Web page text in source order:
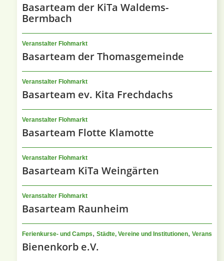
Basarteam der KiTa Waldems-
Bermbach
Veranstalter Flohmarkt
Basarteam der Thomasgemeinde
Veranstalter Flohmarkt
Basarteam ev. Kita Frechdachs
Veranstalter Flohmarkt
Basarteam Flotte Klamotte
Veranstalter Flohmarkt
Basarteam KiTa Weingärten
Veranstalter Flohmarkt
Basarteam Raunheim
Ferienkurse- und Camps, Städte, Vereine und Institutionen,
Bienenkorb e.V.